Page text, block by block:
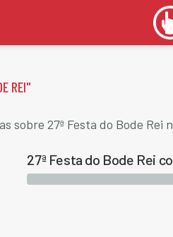
REI"
sobre 27ª Festa do Bode Rei
27ª Festa do Bode Rei